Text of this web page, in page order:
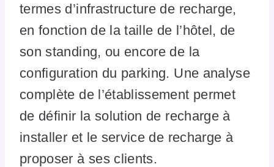
termes d’infrastructure de recharge,
en fonction de la taille de l’hôtel, de
son standing, ou encore de la
configuration du parking. Une analyse
complète de l’établissement permet
de définir la solution de recharge à
installer et le service de recharge à
proposer à ses clients.